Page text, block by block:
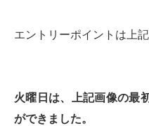
エントリーポイントは上
火曜日は、上記画像の最
ができました。